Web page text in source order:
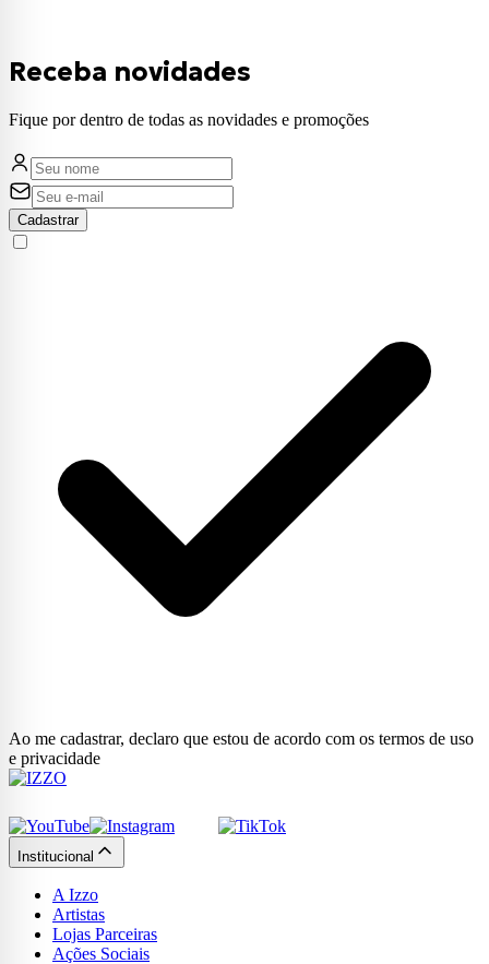
Receba novidades
Fique por dentro de todas as novidades e promoções
Cadastrar
Ao me cadastrar, declaro que estou de acordo com os termos de uso
e privacidade
Institucional
A Izzo
Artistas
Lojas Parceiras
Ações Sociais